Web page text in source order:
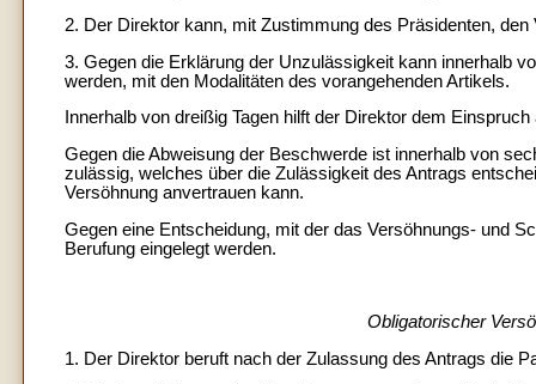
2. Der Direktor kann, mit Zustimmung des Präsidenten,
3. Gegen die Erklärung der Unzulässigkeit kann innerhalb
werden, mit den Modalitäten des vorangehenden Artikels.
Innerhalb von dreißig Tagen hilft der Direktor dem
Gegen die Abweisung der Beschwerde ist innerhalb von
zulässig, welches über die Zulässigkeit des Antrags
Versöhnung anvertrauen kann.
Gegen eine Entscheidung, mit der das Versöhnungs- und
Berufung eingelegt werden.
Obligatorischer
1. Der Direktor beruft nach der Zulassung des Antrags die